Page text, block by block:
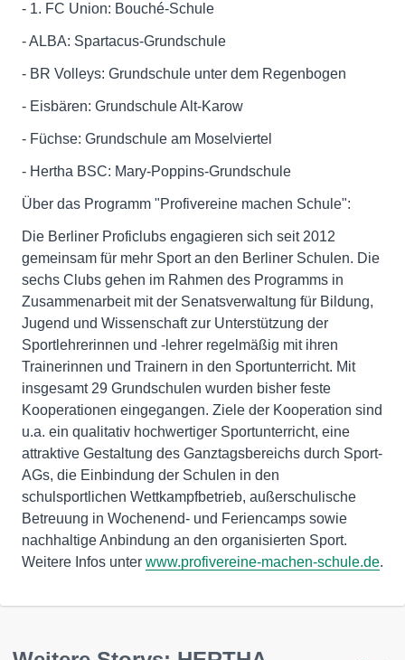
- 1. FC Union: Bouché-Schule
- ALBA: Spartacus-Grundschule
- BR Volleys: Grundschule unter dem Regenbogen
- Eisbären: Grundschule Alt-Karow
- Füchse: Grundschule am Moselviertel
- Hertha BSC: Mary-Poppins-Grundschule
Über das Programm "Profivereine machen Schule":
Die Berliner Proficlubs engagieren sich seit 2012
gemeinsam für mehr Sport an den Berliner Schulen. Die
sechs Clubs gehen im Rahmen des Programms in
Zusammenarbeit mit der Senatsverwaltung für Bildung,
Jugend und Wissenschaft zur Unterstützung der
Sportlehrerinnen und -lehrer regelmäßig mit ihren
Trainerinnen und Trainern in den Sportunterricht. Mit
insgesamt 29 Grundschulen wurden bisher feste
Kooperationen eingegangen. Ziele der Kooperation sind
u.a. ein qualitativ hochwertiger Sportunterricht, eine
attraktive Gestaltung des Ganztagsbereichs durch Sport-
AGs, die Einbindung der Schulen in den
schulsportlichen Wettkampfbetrieb, außerschulische
Betreuung in Wochenend- und Feriencamps sowie
nachhaltige Anbindung an den organisierten Sport.
Weitere Infos unter www.profivereine-machen-schule.de.